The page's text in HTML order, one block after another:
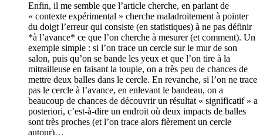
Enfin, il me semble que l’article cherche, en parlant de
« contexte expérimental » cherche maladroitement à pointer
du doigt l’erreur qui consiste (en statistiques) à ne pas définir
*à l’avance* ce que l’on cherche à mesurer (et comment). Un
exemple simple : si l’on trace un cercle sur le mur de son
salon, puis qu’on se bande les yeux et que l’on tire à la
mitrailleuse en faisant la toupie, on a très peu de chances de
mettre deux balles dans le cercle. En revanche, si l’on ne trace
pas le cercle à l’avance, en enlevant le bandeau, on a
beaucoup de chances de découvrir un résultat « significatif » a
posteriori, c’est-à-dire un endroit où deux impacts de balles
sont très proches (et l’on trace alors fièrement un cercle
autour)…